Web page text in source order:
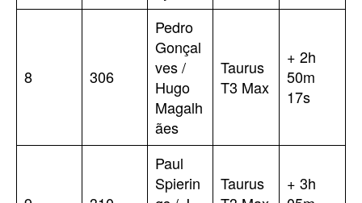
8 306
Pedro
Gonçal
ves /
Hugo
Magalh
ães
Taurus
T3 Max
+ 2h
50m
17s
Paul
Spierin
Taurus
+ 3h